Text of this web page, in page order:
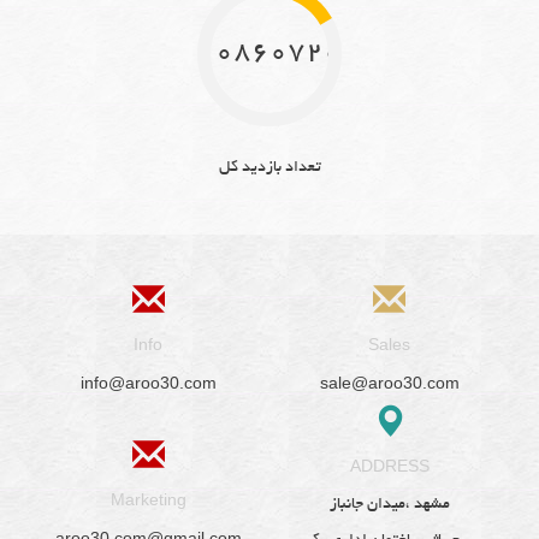
10860720
تعداد بازدید کل
Info
info@aroo30.com
Sales
sale@aroo30.com
Marketing
ADDRESS
مشهد ،میدان جانباز